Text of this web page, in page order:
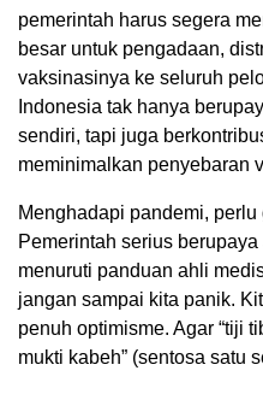
pemerintah harus segera
besar untuk pengadaan,
vaksinasinya ke seluruh
Indonesia tak hanya
sendiri, tapi juga
meminimalkan penyebaran
Menghadapi pandemi,
Pemerintah serius
menuruti panduan ahli
jangan sampai kita panik.
penuh optimisme. Agar “tiji
mukti kabeh” (sentosa satu